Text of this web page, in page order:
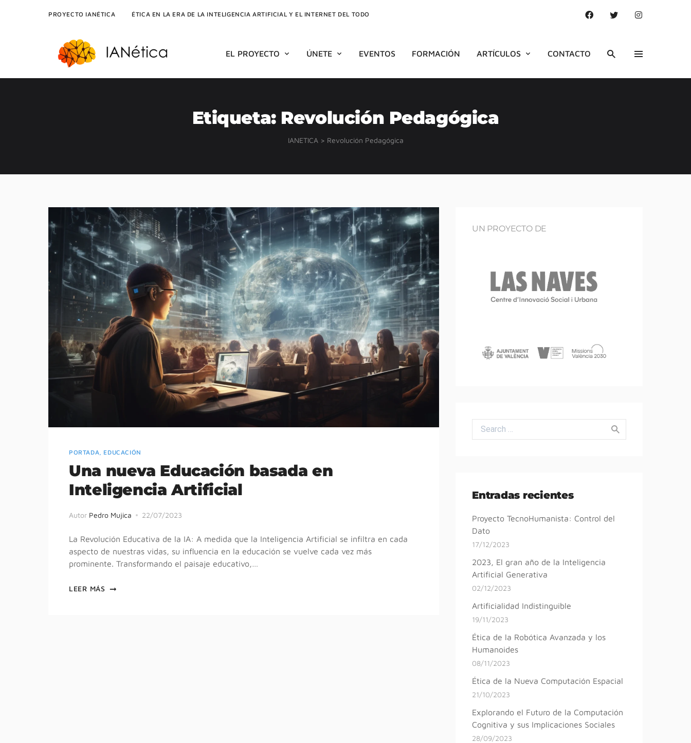
PROYECTO IANÉTICA ÉTICA EN LA ERA DE LA INTELIGENCIA ARTIFICIAL Y EL INTERNET DEL TODO
EL PROYECTO ÚNETE EVENTOS FORMACIÓN ARTÍCULOS CONTACTO
Etiqueta: Revolución Pedagógica
IANETICA > Revolución Pedagógica
PORTADA EDUCACIÓN
Una nueva Educación basada en
Inteligencia Artificial
Autor Pedro Mujica 22/07/2023
La Revolución Educativa de la IA: A medida que la Inteligencia Artificial se infiltra en cada
aspecto de nuestras vidas, su influencia en la educación se vuelve cada vez más
prominente. Transformando el paisaje educativo,…
LEER MÁS
UN PROYECTO DE
Search for:
Entradas recientes
Proyecto TecnoHumanista: Control del
Dato
17/12/2023
2023, El gran año de la Inteligencia
Artificial Generativa
02/12/2023
Artificialidad Indistinguible
19/11/2023
Ética de la Robótica Avanzada y los
Humanoides
08/11/2023
Ética de la Nueva Computación Espacial
21/10/2023
Explorando el Futuro de la Computación
Cognitiva y sus Implicaciones Sociales
28/09/2023